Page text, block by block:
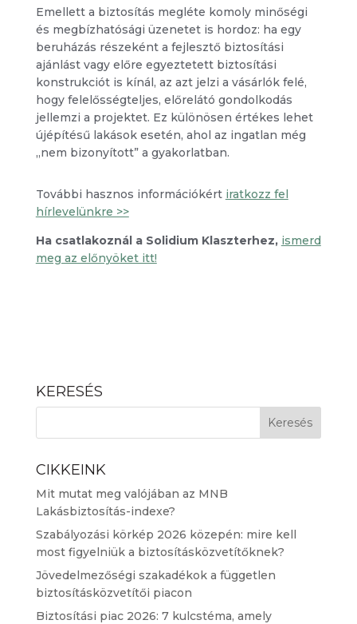
Emellett a biztosítás megléte komoly minőségi
és megbízhatósági üzenetet is hordoz: ha egy
beruházás részeként a fejlesztő biztosítási
ajánlást vagy előre egyeztetett biztosítási
konstrukciót is kínál, az azt jelzi a vásárlók felé,
hogy felelősségteljes, előrelátó gondolkodás
jellemzi a projektet. Ez különösen értékes lehet
újépítésű lakások esetén, ahol az ingatlan még
„nem bizonyított” a gyakorlatban.
További hasznos információkért iratkozz fel
hírlevelünkre >>
Ha csatlakoznál a Solidium Klaszterhez, ismerd
meg az előnyöket itt!
KERESÉS
CIKKEINK
Mit mutat meg valójában az MNB
Lakásbiztosítás-indexe?
Szabályozási körkép 2026 közepén: mire kell
most figyelniük a biztosításközvetítőknek?
Jövedelmezőségi szakadékok a független
biztosításközvetítői piacon
Biztosítási piac 2026: 7 kulcstéma, amely